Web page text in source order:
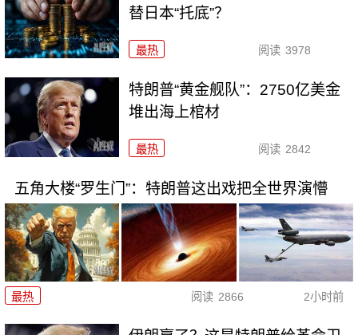
替日本“托底”？
最热 阅读 3978
特朗普“黄金舰队”：2750亿美金
堆出海上棺材
最热 阅读 2842
五角大楼“罗生门”：特朗普这出戏把全世界演懵
最热 阅读 2866 2小时前